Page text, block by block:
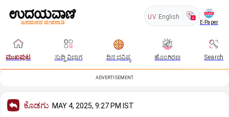
UV English
E-Paper
ಮುಖಪುಟ ಸುದ್ದಿ ವಿಭಾಗ ದಿನ ಭವಿಷ್ಯ ಹೊಂಗಿರಣ Search
ADVERTISEMENT
ಕೊಡಗು MAY 4, 2025, 9:27 PM IST